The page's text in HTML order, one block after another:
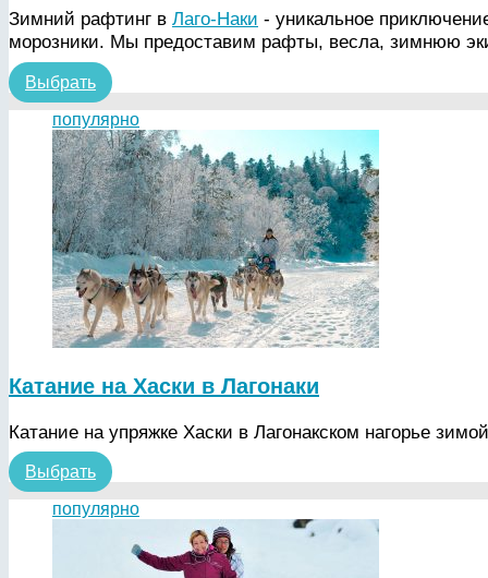
Зимний рафтинг в Лаго-Наки - уникальное
морозники. Мы предоставим рафты, весла, зимнюю
Выбрать
популярно
Катание на Хаски в Лагонаки
Катание на упряжке Хаски в Лагонакском нагорье
Выбрать
популярно